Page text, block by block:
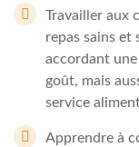
Travailler aux
repas sains et
accordant
goût, mais
service
Apprendre à